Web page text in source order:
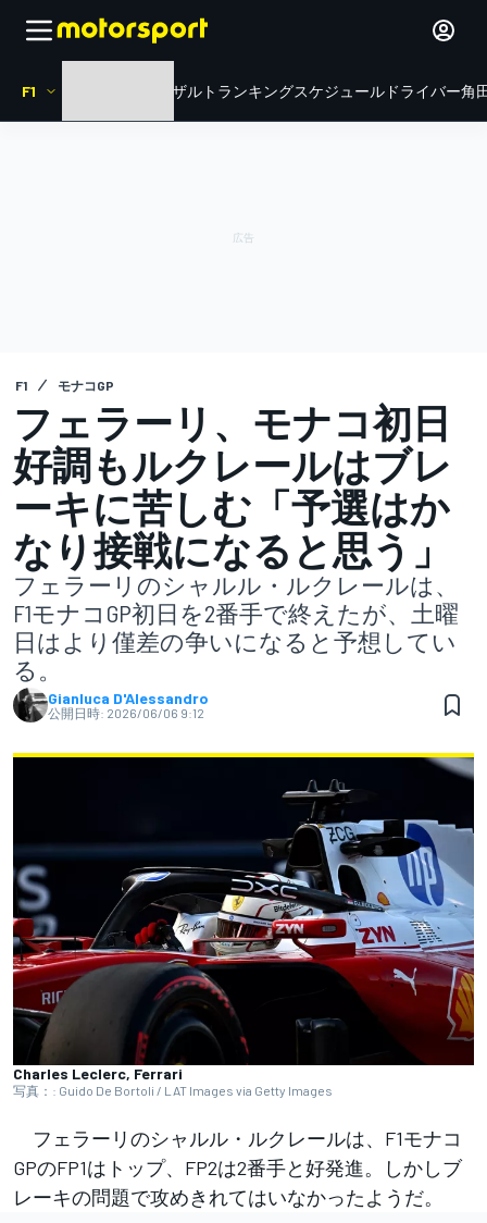
F1 リザルト ランキングスケジュール ドライバー角
F1 モナコGP
フェラーリ、モナコ初日
好調もルクレールはブレ
ーキに苦しむ「予選はか
なり接戦になると思う」
フェラーリのシャルル・ルクレールは、
F1モナコGP初日を2番手で終えたが、土曜
日はより僅差の争いになると予想してい
る。
Gianluca D'Alessandro
公開日時: 2026/06/06 9:12
Charles Leclerc, Ferrari
写真：: Guido De Bortoli / LAT Images via Getty Images
フェラーリのシャルル・ルクレールは、F1モナコ
GPのFP1はトップ、FP2は2番手と好発進。しかしブ
レーキの問題で攻めきれてはいなかったようだ。